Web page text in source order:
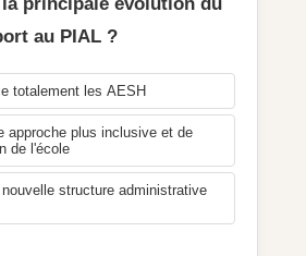
au PIAL ?
totalement les AESH
approche plus inclusive et de
de l'école
structure administrative